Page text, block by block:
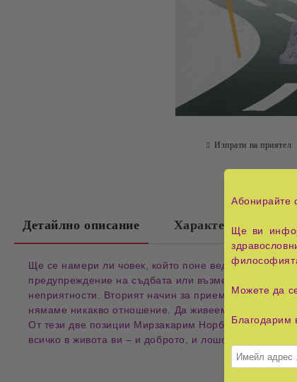
Изпрати на приятел
Детайлно описание Характеристики
Ще се намери ли човек, който поне веднъж в
предупреждение на съдбата или възмездие за
неприятности. Вторият начин за приемане на
нямаме никакво отношение. Да живеем своя живот,
От тези две позиции Мирзакарим Норбеков
всичко в живота ви – и доброто, и лошото – имат
Абонирайте
Ще ви
Можете да
Благодарим